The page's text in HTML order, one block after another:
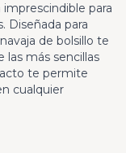
para
Diseñada para
de bolsillo te
las más sencillas
te permite
cualquier